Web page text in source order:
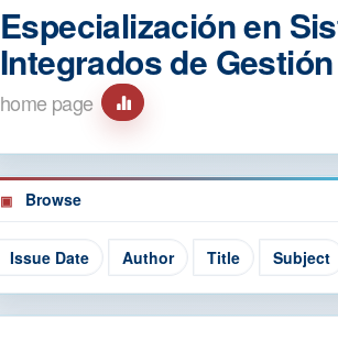
Especialización en
Integrados de
home page
Browse